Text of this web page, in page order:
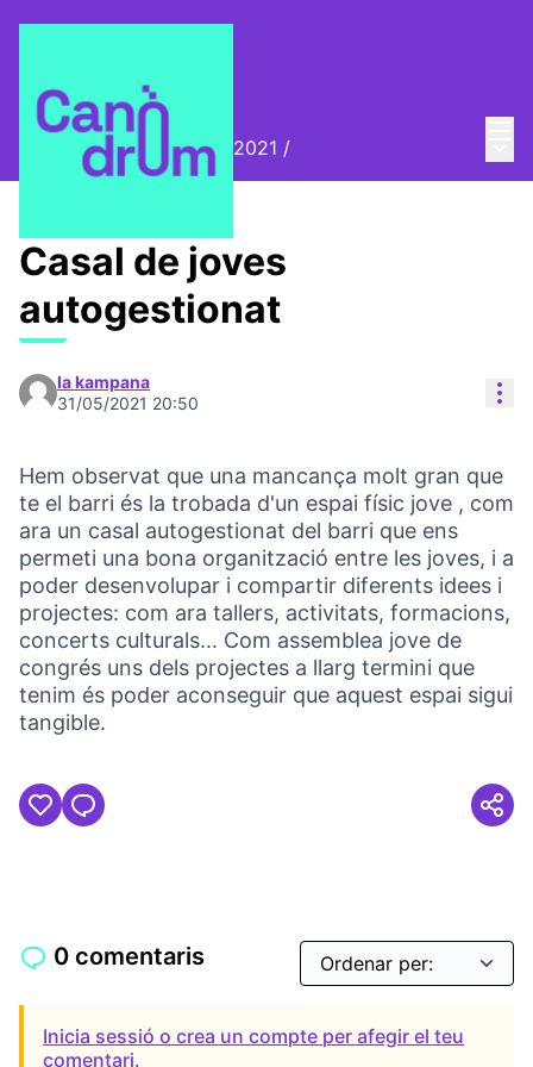
Biennal Ciutat i Ciència 2021 /
Casal de joves
autogestionat
la kampana
31/05/2021 20:50
Hem observat que una mancança molt gran que
te el barri és la trobada d'un espai físic jove , com
ara un casal autogestionat del barri que ens
permeti una bona organització entre les joves, i a
poder desenvolupar i compartir diferents idees i
projectes: com ara tallers, activitats, formacions,
concerts culturals... Com assemblea jove de
congrés uns dels projectes a llarg termini que
tenim és poder aconseguir que aquest espai sigui
tangible.
0 comentaris
Inicia sessió o crea un compte per afegir el teu
comentari.